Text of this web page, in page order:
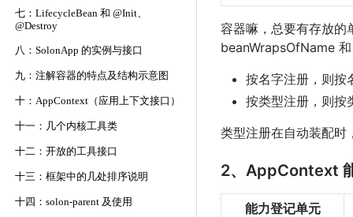
七：LifecycleBean 和 @Init、
@Destroy
八：SolonApp 的实例与接口
九：注解容器的特点及结构示意图
十：AppContext（应用上下文接口）
十一：几个内核工具类
十二：开放的工具接口
十三：框架中的几处排序说明
十四：solon-parent 及使用
容器嘛，总要有存放的
beanWrapsOfName
按名字注册，则按
按类型注册，则按
类型注册在自动装配时
2、AppContext
能力登记单元